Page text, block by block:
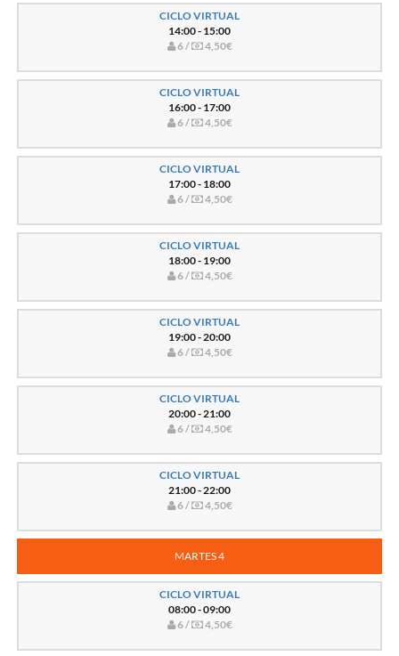
CICLO VIRTUAL
14:00 - 15:00
6 /
4,50€
CICLO VIRTUAL
16:00 - 17:00
6 /
4,50€
CICLO VIRTUAL
17:00 - 18:00
6 /
4,50€
CICLO VIRTUAL
18:00 - 19:00
6 /
4,50€
CICLO VIRTUAL
19:00 - 20:00
6 /
4,50€
CICLO VIRTUAL
20:00 - 21:00
6 /
4,50€
CICLO VIRTUAL
21:00 - 22:00
6 /
4,50€
MARTES 4
CICLO VIRTUAL
08:00 - 09:00
6 /
4,50€